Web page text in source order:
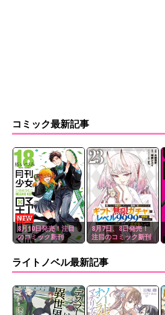
コミック最新記事
8月10日発売！注目
のコミック新刊
NEW
8月7日、8日発売！
注目のコミック新刊
ライトノベル最新記事